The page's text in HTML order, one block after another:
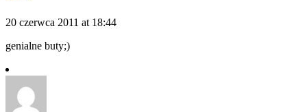
20 czerwca 2011 at 18:44
genialne buty;)